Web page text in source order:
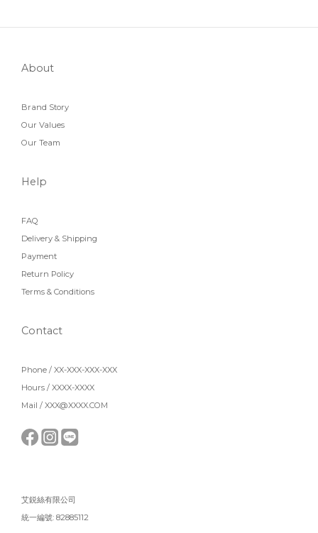
About
Brand Story
Our Values
Our Team
Help
FAQ
Delivery & Shipping
Payment
Return Policy
Terms & Conditions
Contact
Phone / XX-XXX-XXX-XXX
Hours / XXXX-XXXX
Mail / XXX@XXXX.COM
艾鋭絲有限公司
統一編號: 82885112